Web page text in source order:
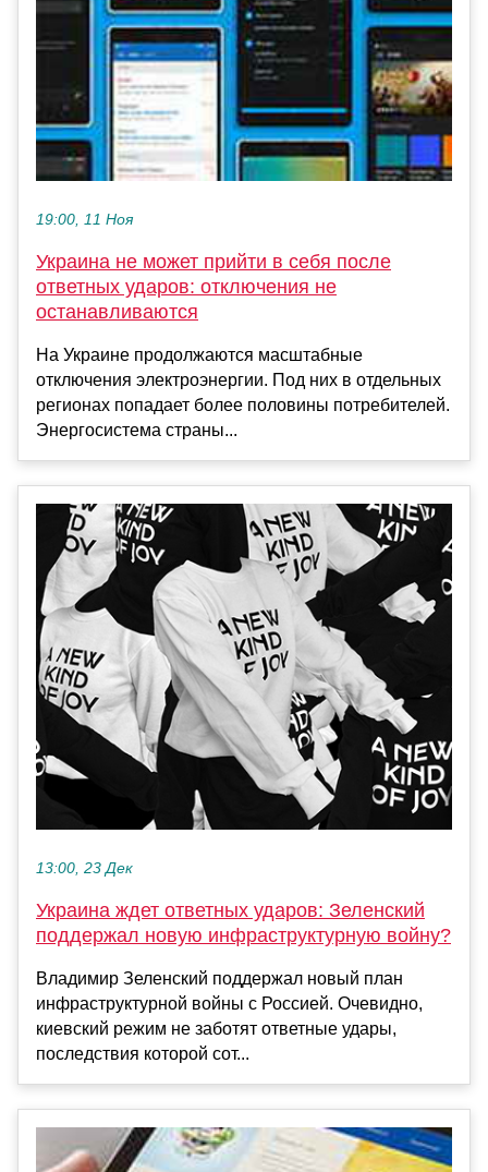
19:00, 11 Ноя
Украина не может прийти в себя после
ответных ударов: отключения не
останавливаются
На Украине продолжаются масштабные
отключения электроэнергии. Под них в отдельных
регионах попадает более половины потребителей.
Энергосистема страны...
13:00, 23 Дек
Украина ждет ответных ударов: Зеленский
поддержал новую инфраструктурную войну?
Владимир Зеленский поддержал новый план
инфраструктурной войны с Россией. Очевидно,
киевский режим не заботят ответные удары,
последствия которой сот...